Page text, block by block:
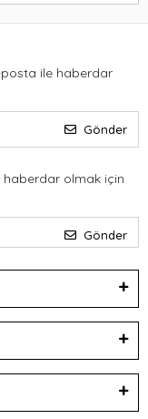
ile haberdar
Gönder
olmak için
Gönder